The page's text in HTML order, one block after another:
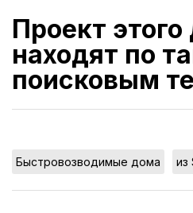
Проект
находят по
поисковым
Быстровозводимые дома из